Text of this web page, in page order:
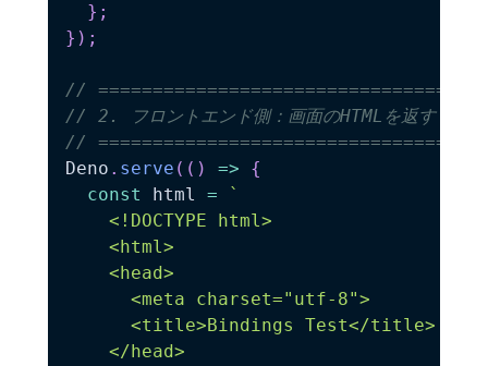
} ;
} ) ;
//
// 2. フロントエンド側：画面のHTMLを返す
//
Deno . serve ( ( ) =>
{
const
html =
`
    <!DOCTYPE html>
    <html>
    <head>
      <meta charset="utf-8">
      <title>Bindings Test</title>
    </head>